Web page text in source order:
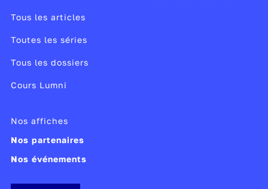
Tous les articles
Toutes les séries
Tous les dossiers
Cours Lumni
Nos affiches
Nos partenaires
Nos événements